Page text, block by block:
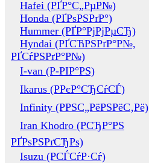
Hafei (РҐР°С„РµР№)
Honda (РҐРѕРЅРґР°)
Hummer (РҐР°РјРјРµСЂ)
Hyndai (РҐСЋРЅРґР°Р№,
РҐСѓРЅРґР°Р№)
I-van (Р-РІР°РЅ)
Ikarus (РРєР°СЂСѓСЃ)
Infinity (РРЅС„РёРЅРёС‚Рё)
Iran Khodro (РСЂР°РЅ
РҐРѕРЅРґСЂРѕ)
Isuzu (РСЃСѓР·Сѓ)